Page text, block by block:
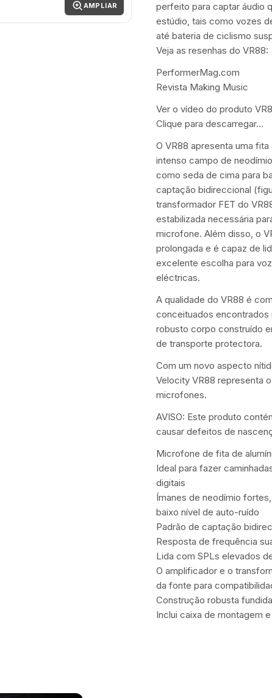
AMPLIAR
perfeito para captar áudio
estúdio, tais como vozes
até bateria de ciclismo
Veja as resenhas do VR88:
PerformerMag.com
Revista Making Music
Ver o vídeo do produto
Clique para descarregar…
O VR88 apresenta uma
intenso campo de
como seda de cima para
captação bidireccional
transformador FET do
estabilizada necessária
microfone. Além disso, o
prolongada e é capaz de
excelente escolha para
eléctricas.
A qualidade do VR88 é
conceituados encontrados
robusto corpo construído
de transporte protectora.
Com um novo aspecto
Velocity VR88 representa
microfones.
AVISO: Este produto
causar defeitos de
Microfone de fita de
Ideal para fazer
digitais
Ímanes de neodímio
baixo nível de auto-ruído
Padrão de captação
Resposta de frequência
Lida com SPLs elevados
O amplificador e o
da fonte para
Construção robusta
Inclui caixa de montagem